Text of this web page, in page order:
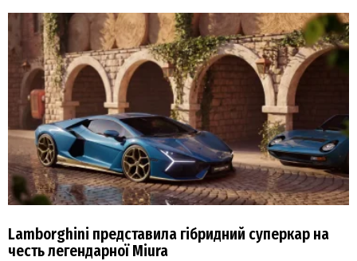
Lamborghini представила гібридний суперкар на
честь легендарної Miura